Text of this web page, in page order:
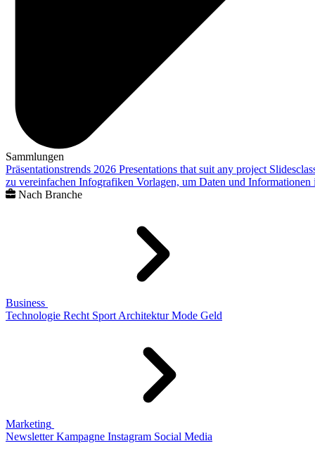
Sammlungen
Präsentationstrends 2026 Presentations that suit any project
zu vereinfachen Infografiken Vorlagen, um Daten und
Nach Branche
Business
Technologie Recht Sport Architektur Mode Geld
Marketing
Newsletter Kampagne Instagram Social Media